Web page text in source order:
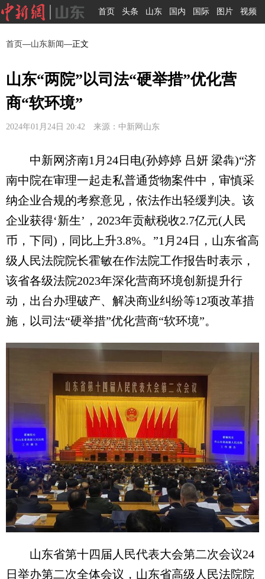
首页 头条 山东 国内 国际 图片 视频
首页—山东新闻—正文
山东“两院”以司法“硬举措”优化营
商“软环境”
2024年01月24日 20:42 来源：中新网山东
中新网济南1月24日电(孙婷婷 吕妍 梁犇)“济
南中院在审理一起走私普通货物案件中，审慎采
纳企业合规的考察意见，依法作出轻缓判决。该
企业获得‘新生’，2023年贡献税收2.7亿元(人民
币，下同)，同比上升3.8%。”1月24日，山东省高
级人民法院院长霍敏在作法院工作报告时表示，
该省各级法院2023年深化营商环境创新提升行
动，出台办理破产、解决商业纠纷等12项改革措
施，以司法“硬举措”优化营商“软环境”。
山东省第十四届人民代表大会第二次会议24
日举办第二次全体会议，山东省高级人民法院院